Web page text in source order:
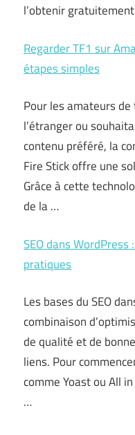
l’obtenir
Regarder TF1 sur
étapes simples
Pour les amateurs
l’étranger ou
contenu préféré, la
Fire Stick offre une
Grâce à cette
de la …
SEO dans
pratiques
Les bases du SEO
combinaison
de qualité et de
liens. Pour
comme Yoast ou All
…